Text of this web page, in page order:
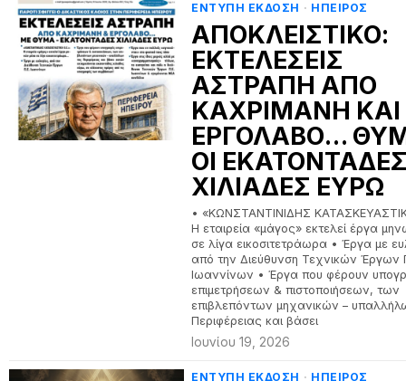
ΕΝΤΥΠΗ ΕΚΔΟΣΗ · ΗΠΕΙΡΟΣ
ΑΠΟΚΛΕΙΣΤΙΚΟ:
ΕΚΤΕΛΕΣΕΙΣ
ΑΣΤΡΑΠΗ ΑΠΟ
ΚΑΧΡΙΜΑΝΗ ΚΑΙ
ΕΡΓΟΛΑΒΟ…
ΟΙ
ΧΙΛΙΑΔΕΣ ΕΥΡΩ
• «ΚΩΝΣΤΑΝΤΙΝΙΔΗΣ
Η εταιρεία «μάγος» εκτελεί έργα
σε λίγα εικοσιτετράωρα • Έργα με
από την Διεύθυνση Τεχνικών Έργων
Ιωαννίνων • Έργα που φέρουν
επιμετρήσεων & πιστοποιήσεων, των
επιβλεπόντων μηχανικών –
Περιφέρειας και βάσει
Ιουνίου 19, 2026
ΕΝΤΥΠΗ ΕΚΔΟΣΗ · ΗΠΕΙΡΟΣ